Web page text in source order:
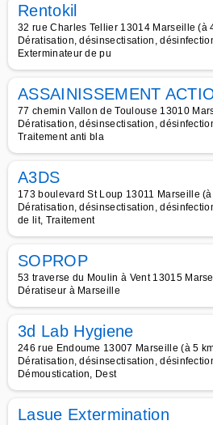
Rentokil
32 rue Charles Tellier 13014 Marseille (à
Dératisation, désinsectisation,
Exterminateur de pu
ASSAINISSEMENT
77 chemin Vallon de Toulouse 13010
Dératisation, désinsectisation,
Traitement anti bla
A3DS
173 boulevard St Loup 13011 Marseille
Dératisation, désinsectisation,
de lit, Traitement
SOPROP
53 traverse du Moulin à Vent 13015
Dératiseur à Marseille
3d Lab Hygiene
246 rue Endoume 13007 Marseille (à 5
Dératisation, désinsectisation,
Démoustication, Dest
Lasue Extermination